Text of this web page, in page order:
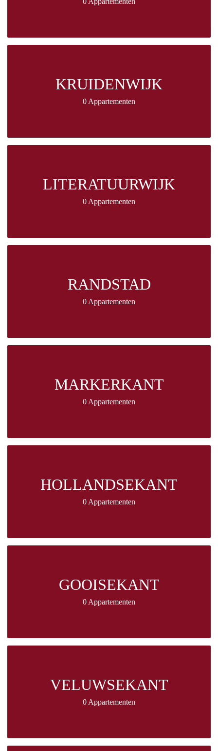
KRUIDENWIJK
0 Appartementen
LITERATUURWIJK
0 Appartementen
RANDSTAD
0 Appartementen
MARKERKANT
0 Appartementen
HOLLANDSEKANT
0 Appartementen
GOOISEKANT
0 Appartementen
VELUWSEKANT
0 Appartementen